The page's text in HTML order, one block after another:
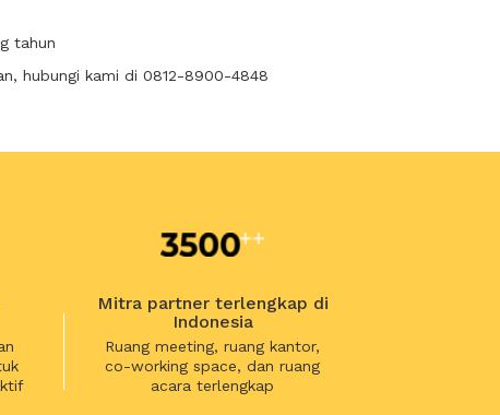
tahun
hubungi kami di 0812-8900-4848
Mitra partner terlengkap di
Indonesia
Ruang meeting, ruang kantor,
co-working space, dan ruang
acara terlengkap